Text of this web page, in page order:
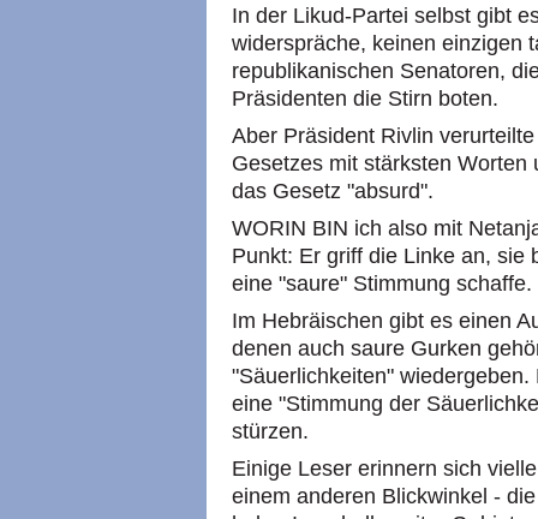
In der Likud-Partei selbst gibt
widerspräche, keinen einzigen
republikanischen Senatoren,
Präsidenten die Stirn boten.
Aber Präsident Rivlin
Gesetzes mit stärksten
das Gesetz "absurd".
WORIN BIN ich also mit
Punkt: Er griff die Linke an, sie
eine "saure" Stimmung schaffe.
Im Hebräischen gibt es einen
denen auch saure Gurken
"Säuerlichkeiten"
eine "Stimmung der
stürzen.
Einige Leser erinnern sich
einem anderen Blickwinkel -